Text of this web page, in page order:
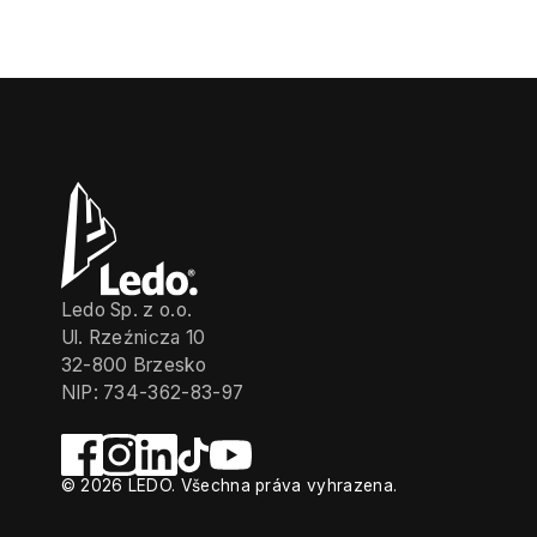
Ledo Sp. z o.o.
Ul. Rzeźnicza 10
32-800 Brzesko
NIP: 734-362-83-97
© 2026 LEDO. Všechna práva vyhrazena.